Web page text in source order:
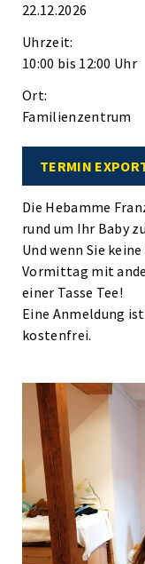
22.12.2026
Uhrzeit:
10:00 bis 12:00 Uhr
Ort:
Familienzentrum
TERMIN
Die Hebamme
rund um Ihr Baby
Und wenn Sie
Vormittag mit
einer Tasse Tee!
Eine Anmeldung
kostenfrei.